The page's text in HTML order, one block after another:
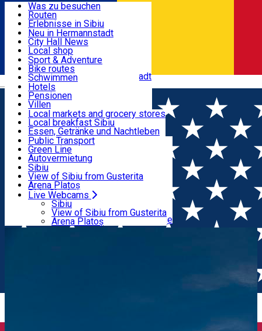
Română
Nützliche informationen
Aktivitäten & Abenteuer
Unterkunft
Essen, Getränke & Nachtleben
Transport & Parken
Live Webcams
Was zu besuchen
Routen
Erlebnisse in Sibiu
Podcast
Kultur
Museen
Kirchen
Parks, Zoo
Im Umkreis von Hermannstadt
Neu in Hermannstadt
City Hall News
Local shop
Sibiu Handwerker
Sibiul Verde
Public services
Bildung
Wie komme ich nach Sibiu?
Touristeninfo
Reiseführer
Guided tours
Local publication
Schönheitssalon
Sport & Adventure
Bike routes
Schwimmen
Reiten
Fitnessstudio
Loc de joacă indoor
Loc de joacă outdoor
Ski
Eislaufen
Yoga
Hotels
Pensionen
Villen
Hostels
Motels
Camping
Zimmer zu vermieten
Wohnungen
Unterkunft außerhalb von Sibiu
Local markets and grocery stores
Local breakfast Sibiu
Essen, Getränke und Nachtleben
Pizza
Fast Food
Kaffeestube
Konditorei
Pub, Bar
Nachtclubs
Bäckerei
Public Transport
Green Line
Autovermietung
Fahrad verleih
Scooter rentals
Taxi
Ride Sharing
Park-Tickets
Parkplätze
Ladestationen für Elektrofahrzeuge
Sibiu
View of Sibiu from Gusterita
Arena Platoș
Live Webcams
Sibiu
View of Sibiu from Gusterita
Arena Platoș
Home Organization
ACS SCORPION MOTORS
FESTIVAL